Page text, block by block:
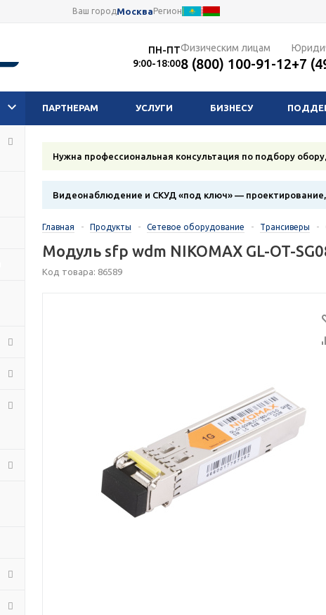
Ваш городМоскваРегион
ПН-ПТ
9:00-18:00
Физическим лицам
8 (800) 100-91-12+7
ПАРТНЕРАМ УСЛУГИ БИЗНЕСУ
Нужна профессиональная консультация по подбору
Видеонаблюдение и СКУД «под ключ» —
Главная - Продукты - Сетевое оборудование - Трансиверы -
Модуль sfp wdm NIKOMAX GL-OT-
Код товара: 86589